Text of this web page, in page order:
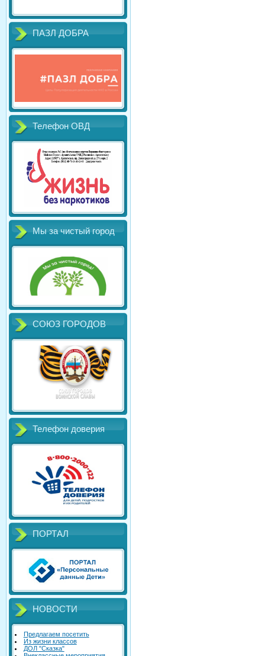
ПАЗЛ ДОБРА
Телефон ОВД
Мы за чистый город
СОЮЗ ГОРОДОВ
Телефон доверия
ПОРТАЛ
НОВОСТИ
Предлагаем посетить
Из жизни классов
ДОЛ "Сказка"